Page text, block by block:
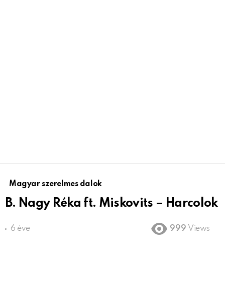
Magyar szerelmes dalok
B. Nagy Réka ft. Miskovits – Harcolok
6 éve 999 Views